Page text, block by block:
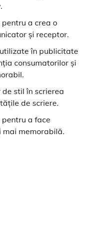
a crea o
și receptor.
în publicitate
consumatorilor și
stil în scrierea
de scriere.
a face
mai memorabilă.